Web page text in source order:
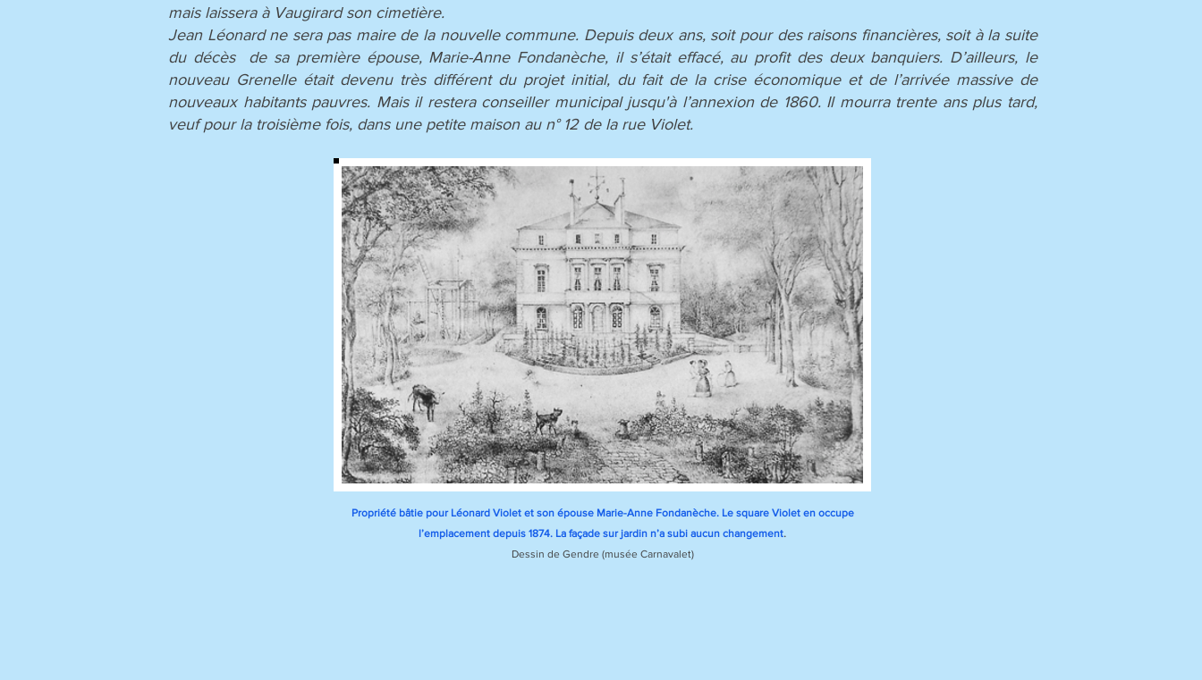
mais laissera à Vaugirard son cimetière.
Jean Léonard ne sera pas maire de la nouvelle commune. Depuis deux ans, soit pour des raisons financières, soit à la suite
du décès de sa première épouse, Marie-Anne Fondanèche, il s’était effacé, au profit des deux banquiers. D’ailleurs, le
nouveau Grenelle était devenu très différent du projet initial, du fait de la crise économique et de l’arrivée massive de
nouveaux habitants pauvres. Mais il restera conseiller municipal jusqu'à l’annexion de 1860. Il mourra trente ans plus tard,
veuf pour la troisième fois, dans une petite maison au n° 12 de la rue Violet.
Propriété bâtie pour Léonard Violet et son épouse Marie-Anne Fondanèche. Le square Violet en occupe
l’emplacement depuis 1874. La façade sur jardin n’a subi aucun changement.
Dessin de Gendre (musée Carnavalet)